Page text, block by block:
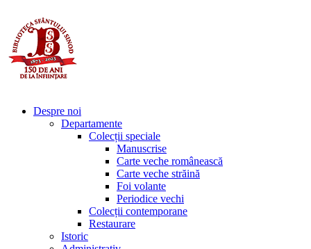
Despre noi
Departamente
Colecții speciale
Manuscrise
Carte veche românească
Carte veche străină
Foi volante
Periodice vechi
Colecții contemporane
Restaurare
Istoric